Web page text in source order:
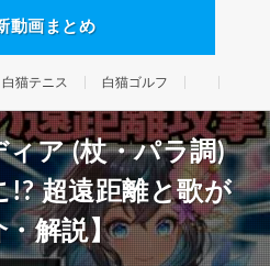
動画まとめ
白猫テニス 白猫ゴルフ
ア (杖・パラ調)
!? 超遠距離と歌が
解説】